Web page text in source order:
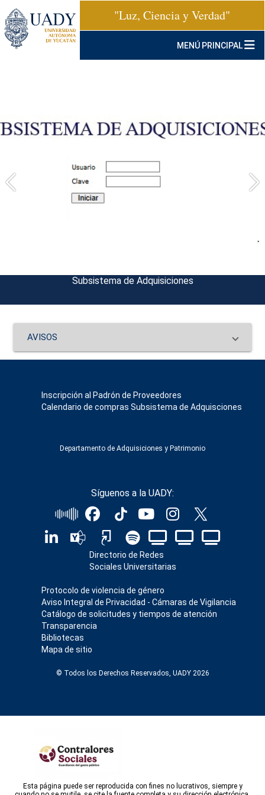
"Luz, Ciencia y Verdad"
MENÚ PRINCIPAL
Subsistema de Adquisiciones
AVISOS
Inscripción al Padrón de Proveedores
Calendario de compras Subsistema de Adquisciones
Departamento de Adquisiciones y Patrimonio
Síguenos a la UADY:
Directorio de Redes
Sociales Universitarias
Protocolo de violencia de género
Aviso Integral de Privacidad - Cámaras de Vigilancia
Catálogo de solicitudes y tiempos de atención
Transparencia
Bibliotecas
Mapa de sitio
© Todos los Derechos Reservados, UADY 2026
Esta página puede ser reproducida con fines no lucrativos, siempre y